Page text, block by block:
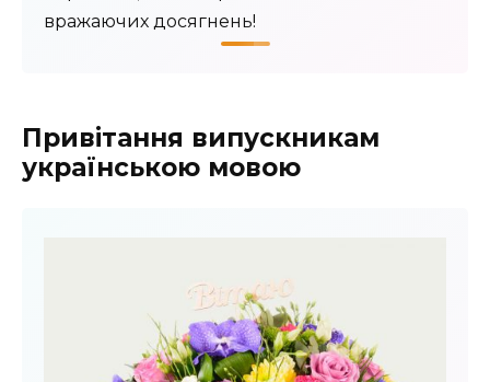
вражаючих досягнень!
Привітання випускникам
українською мовою